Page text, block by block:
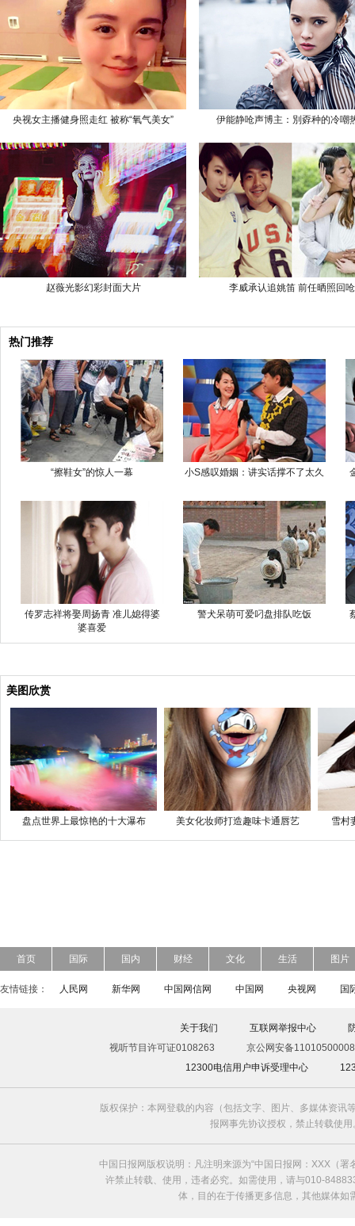
央视女主播健身照走红 被称“氧气美女”
赵薇光影幻彩封面大片
伊能静呛声博主：別孬种的冷嘲
李威承认追姚笛 前任晒照回呛
热门推荐
“擦鞋女”的惊人一幕 小S感叹婚姻：讲实话撑不了太久
传罗志祥将娶周扬青 准儿媳得婆
婆喜爱
警犬呆萌可爱叼盘排队吃饭
美图欣赏
盘点世界上最惊艳的十大瀑布 美女化妆师打造趣味卡通唇艺 雪村
首页 国际 国内 财经 文化 生活 图片
友情链接： 人民网 新华网 中国网信网 中国网 央视网 国
关于我们 互联网举报中心
视听节目许可证0108263
京公网安备
12300电信用户申诉受理中心
版权保护：本网登载的内容（包括文字、图片、多媒体资
报网事先协议授权，禁止转载使
中国日报网版权说明：凡注明来源为“中国日报网：XXX（
许禁止转载、使用，违者必究。如需使用，请与010-
体，目的在于传播更多信息，其他媒体